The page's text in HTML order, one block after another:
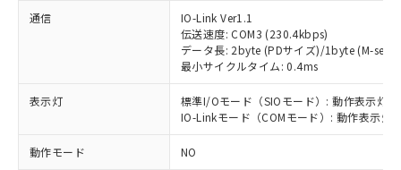
通信
IO-Link Ver1.1
伝送速度: COM3 (230.4kbps)
データ長: 2byte (PDサイズ)/1byte (M-
最小サイクルタイム: 0.4ms
表示灯
標準I/Oモード（SIOモード）: 動作表示灯(
IO-Linkモード（COMモード）: 動作表示
動作モード NO